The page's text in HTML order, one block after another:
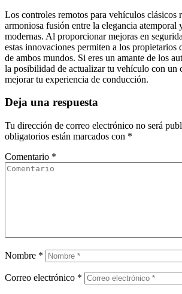
Los controles remotos para vehículos clásicos
armoniosa fusión entre la elegancia atemporal
modernas. Al proporcionar mejoras en
estas innovaciones permiten a los propietarios
de ambos mundos. Si eres un amante de los
la posibilidad de actualizar tu vehículo con un
mejorar tu experiencia de conducción.
Deja una respuesta
Tu dirección de correo electrónico no será
obligatorios están marcados con *
Comentario *
Nombre *
Correo electrónico *